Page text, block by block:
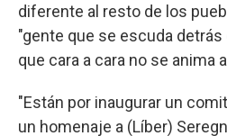
diferente al resto de los
"gente que se escuda
que cara a cara no se anima
"Están por inaugurar un
un homenaje a (Líber)